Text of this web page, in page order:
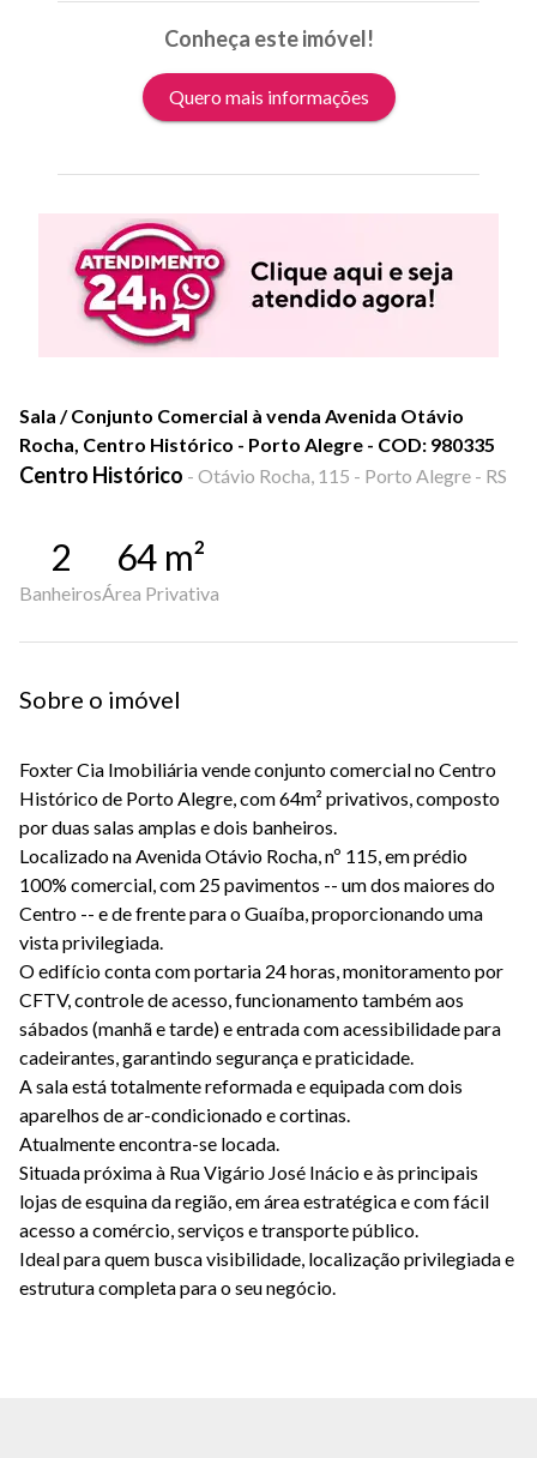
Conheça este imóvel!
Quero mais informações
Sala / Conjunto Comercial à venda Avenida Otávio
Rocha, Centro Histórico - Porto Alegre - COD: 980335
Centro Histórico - Otávio Rocha, 115 - Porto Alegre - RS
2
Banheiros
64 m²
Área Privativa
Sobre o imóvel
Foxter Cia Imobiliária vende conjunto comercial no Centro
Histórico de Porto Alegre, com 64m² privativos, composto
por duas salas amplas e dois banheiros.
Localizado na Avenida Otávio Rocha, nº 115, em prédio
100% comercial, com 25 pavimentos -- um dos maiores do
Centro -- e de frente para o Guaíba, proporcionando uma
vista privilegiada.
O edifício conta com portaria 24 horas, monitoramento por
CFTV, controle de acesso, funcionamento também aos
sábados (manhã e tarde) e entrada com acessibilidade para
cadeirantes, garantindo segurança e praticidade.
A sala está totalmente reformada e equipada com dois
aparelhos de ar-condicionado e cortinas.
Atualmente encontra-se locada.
Situada próxima à Rua Vigário José Inácio e às principais
lojas de esquina da região, em área estratégica e com fácil
acesso a comércio, serviços e transporte público.
Ideal para quem busca visibilidade, localização privilegiada e
estrutura completa para o seu negócio.